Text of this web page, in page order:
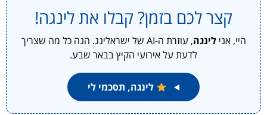
קצר לכם בזמן? קבלו את לינגה!
היי, אנילינגה
, עוזרת ה-AI של ישראלינג. הנה כל מה שצריך
לדעת על אירועי הקיץ בבאר שבע.
לינגה, תסכמי לי